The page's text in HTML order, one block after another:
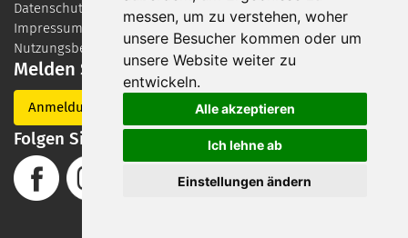
messen, um zu verstehen, woher
unsere Besucher kommen oder um
unsere Website weiter zu
entwickeln.
Alle akzeptieren
Ich lehne ab
Einstellungen ändern
Datenschutzerklärung
Impressum
Nutzungsbedingungen
Melden Sie sich für unseren Newsletter an
Anmeldung
Folgen Sie uns auf Social Media